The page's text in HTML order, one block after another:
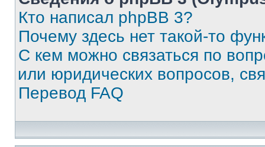
Кто написал phpBB 3?
Почему здесь нет такой-то
С кем можно связаться по
или юридических вопросов,
Перевод FAQ